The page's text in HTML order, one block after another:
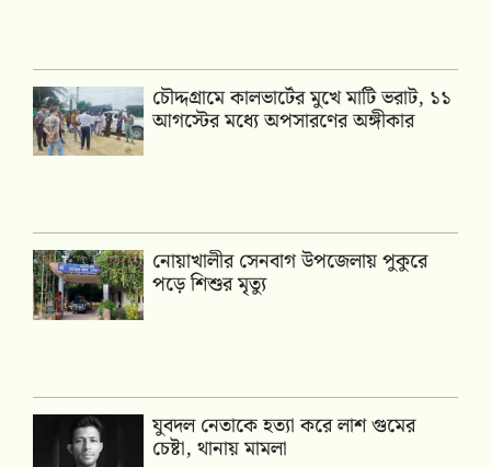
চৌদ্দগ্রামে কালভার্টের মুখে মাটি ভরাট, ১১
আগস্টের মধ্যে অপসারণের অঙ্গীকার
নোয়াখালীর সেনবাগ উপজেলায় পুকুরে
পড়ে শিশুর মৃত্যু
যুবদল নেতাকে হত্যা করে লাশ গুমের
চেষ্টা, থানায় মামলা